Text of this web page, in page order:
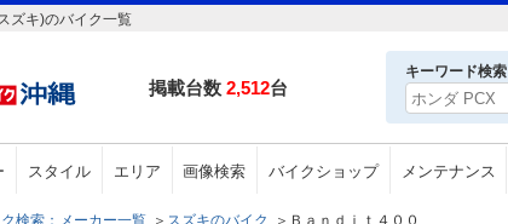
ズキ)のバイク一覧
掲載台数 2,512台
キーワード検索
スタイル エリア 画像検索 バイクショップ メンテナンス
検索：メーカー一覧 ＞ スズキのバイク ＞ Ｂａｎｄｉｔ４００